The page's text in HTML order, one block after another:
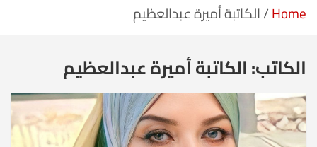
Home الكاتبة أميرة عبدالعظيم
الكاتب:الكاتبة أميرة عبدالعظيم